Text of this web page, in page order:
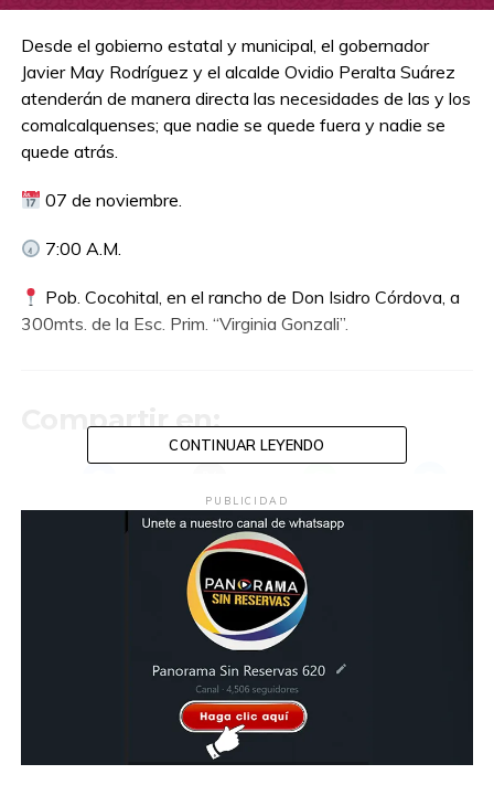
Desde el gobierno estatal y municipal, el gobernador
Javier May Rodríguez y el alcalde Ovidio Peralta Suárez
atenderán de manera directa las necesidades de las y los
comalcalquenses; que nadie se quede fuera y nadie se
quede atrás.
07 de noviembre.
7:00 A.M.
Pob. Cocohital, en el rancho de Don Isidro Córdova, a
300mts. de la Esc. Prim. “Virginia Gonzali”.
Compartir en:
TEMAS RELACIONADOS: ATENCION
Habitantes de Jonuta exigen reparación de
carretera Boca de San Antonio–Chanero
Tabasco reafirma alianza con el Gobierno de
CONTINUAR LEYENDO
PUBLICIDAD